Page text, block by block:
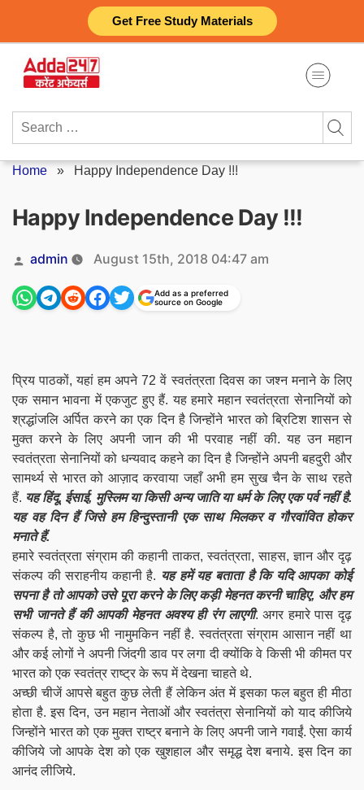
Get Free Study Materials
content
Search
Home » Happy Independence Day !!!
Happy Independence Day !!!
Posted
by
admin August 15th, 2018 04:47 am
Add as a preferred
source on Google
प्रिय पाठकों, यहां हम अपने 72 वें स्वतंत्रता दिवस का जश्न मनाने के लिए
एक समान भावना में एकजुट हुए हैं. यह हमारे महान स्वतंत्रता सेनानियों को
श्रद्धांजलि अर्पित करने का एक दिन है जिन्होंने भारत को ब्रिटिश शासन से
मुक्त करने के लिए अपनी जान की भी परवाह नहीं की. यह उन महान
स्वतंत्रता सेनानियों को धन्यवाद कहने का दिन है जिन्होंने अपनी बहदुरी और
सामर्थ्य से भारत को आज़ाद करवाया जहाँ अभी हम सुख चैन के साथ रहते
हैं. यह हिंदू, ईसाई, मुस्लिम या किसी अन्य जाति या धर्म के लिए एक पर्व नहीं है.
यह वह दिन हैं जिसे हम हिन्दुस्तानी एक साथ मिलकर व गौरवांवित होकर
मनाते हैं.
हमारे स्वतंत्रता संग्राम की कहानी ताकत, स्वतंत्रता, साहस, ज्ञान और दृढ़
संकल्प की सराहनीय कहानी है. यह हमें यह बताता है कि यदि आपका कोई
सपना है तो आपको उसे पूरा करने के लिए कड़ी मेहनत करनी चाहिए, और हम
सभी जानते हैं की आपकी मेहनत अवश्य ही रंग लाएगी. अगर हमारे पास दृढ़
संकल्प है, तो कुछ भी नामुमकिन नहीं है. स्वतंत्रता संग्राम आसान नहीं था
और कई लोगों ने अपनी जिंदगी डाव पर लगा दी क्योंकि वे किसी भी कीमत पर
भारत को एक स्वतंत्र राष्ट्र के रूप में देखना चाहते थे.
अच्छी चीजें आपसे बहुत कुछ लेती हैं लेकिन अंत में इसका फल बहुत ही मीठा
होता है. इस दिन, उन महान नेताओं और स्वतंत्रा सेनानियों को याद कीजिये
जिन्होंने भारत को एक मुक्त राष्ट्र बनाने के लिए अपनी जाने गवाईं. ऐसा कार्य
कीजिये जो आपके देश को एक खुशहाल और समृद्ध देश बनाये. इस दिन का
आनंद लीजिये.